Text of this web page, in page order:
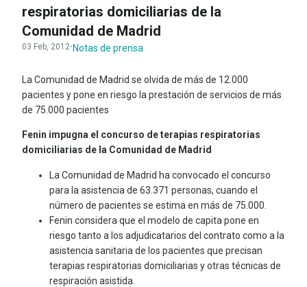
respiratorias domiciliarias de la
Comunidad de Madrid
03 Feb, 2012· Notas de prensa
La Comunidad de Madrid se olvida de más de 12.000
pacientes y pone en riesgo la prestación de servicios de más
de 75.000 pacientes
Fenin impugna el concurso de terapias respiratorias
domiciliarias de la Comunidad de Madrid
La Comunidad de Madrid ha convocado el concurso
para la asistencia de 63.371 personas, cuando el
número de pacientes se estima en más de 75.000.
Fenin considera que el modelo de capita pone en
riesgo tanto a los adjudicatarios del contrato como a la
asistencia sanitaria de los pacientes que precisan
terapias respiratorias domiciliarias y otras técnicas de
respiración asistida.